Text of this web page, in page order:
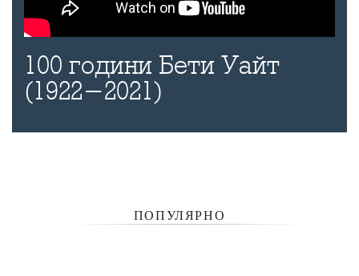
100 години Бети Уайт
(1922-2021)
ПОПУЛЯРНО